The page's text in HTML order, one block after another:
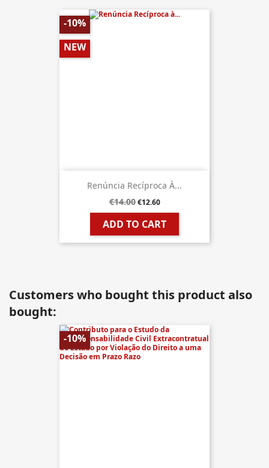
Renúncia Recíproca À...
€14.00 €12.60
ADD TO CART
-10%
NEW
Customers who bought this product also
bought:
-10%